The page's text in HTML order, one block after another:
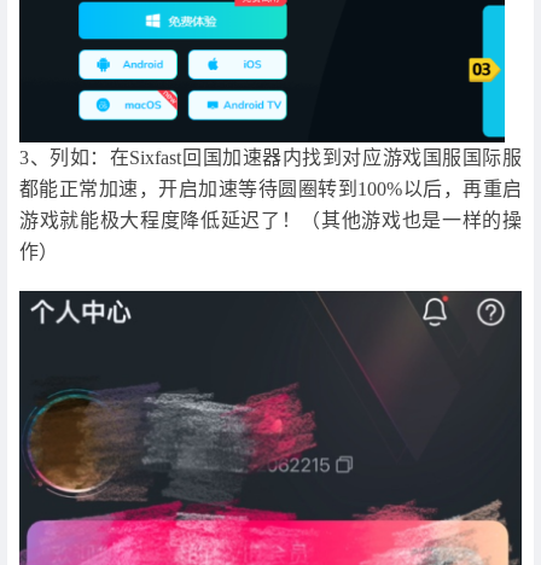
3、列如：在Sixfast回国加速器内找到对应游戏国服国际服
都能正常加速，开启加速等待圆圈转到100%以后，再重启
游戏就能极大程度降低延迟了！（其他游戏也是一样的操
作）